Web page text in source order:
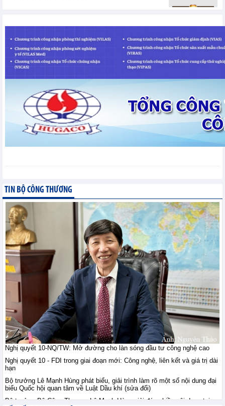
WTO năm 2026, cảm ơn
các nước thành viên vì
sự hợp tác liên tục
WTO - Thứ hai, 10-8-2026
Lithuania đóng góp
30.000 EUR để giúp các
nền kinh tế đang phát
triển và các nước kém
phát triển nhất nâng cao năng lực
thương mại
WTO - Thứ hai, 10-8-2026
định sau khi vượt đỉnh
bảy tuần, đồng duy trì
trên 14.000 USD, quặng sắt giằng co
trước lo ngại nguồn cung
Tin hàng hoá thế giới - Thứ hai, 10-8-2026
Thị trường nông sản thế
giới ngày 10/8: Lúa mì
tăng do rủi ro Biển Đen;
ngô, đậu tương tăng
nhẹ; đường tăng mạnh
Tin hàng hoá thế giới - Thứ hai, 10-8-2026
Tham gia sâu thị trường
công nghiệp chế tạo Hà
Lan: Doanh nghiệp Việt
Hội nhập - Thứ hai, 10-8-2026
Việt Nam - Australia: Mở
chương hợp tác mới
Bia Hà Nội
diện, tiếp
nối hành
hơn 132
diện, tiếp
trình lịch sử
hơn 132
năm
TIN BỘ CÔNG THƯƠNG
Nghị quyết 10-NQ/TW: Mở đường cho làn sóng đầu tư công nghệ cao
Nghị quyết 10 - FDI trong giai đoạn mới: Công nghệ, liên kết và giá trị dài
hạn
Bộ trưởng Lê Mạnh Hùng phát biểu, giải trình làm rõ một số nội dung đại
biểu Quốc hội quan tâm về Luật Dầu khí (sửa đổi)
Bộ trưởng Bộ Công Thương Lê Mạnh Hùng giải đáp nhiều nội dung tại